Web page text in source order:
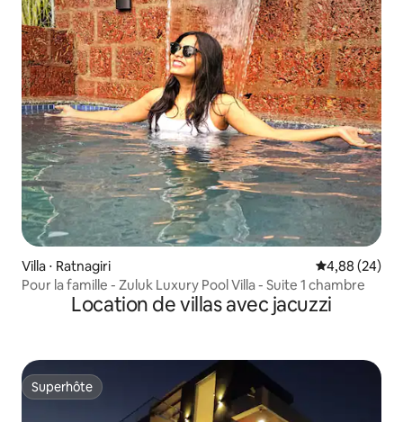
Villa ⋅ Ratnagiri Évaluation
4,88 (24)
Pour la famille - Zuluk Luxury Pool Villa - Suite 1 chambre
Location de villas avec jacuzzi
Superhôte
Superhôte